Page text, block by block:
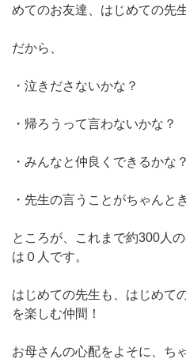
めてのお友達、はじめての先生
だから、
・泣きださないかな？
・帰ろうって言わないかな？
・みんなと仲良くできるかな？
・先生の言うことがちゃんと
ところが、これまで約300人
は０人です。
はじめての先生も、はじめて
を楽しむ仲間！
お母さんの心配をよそに、ち